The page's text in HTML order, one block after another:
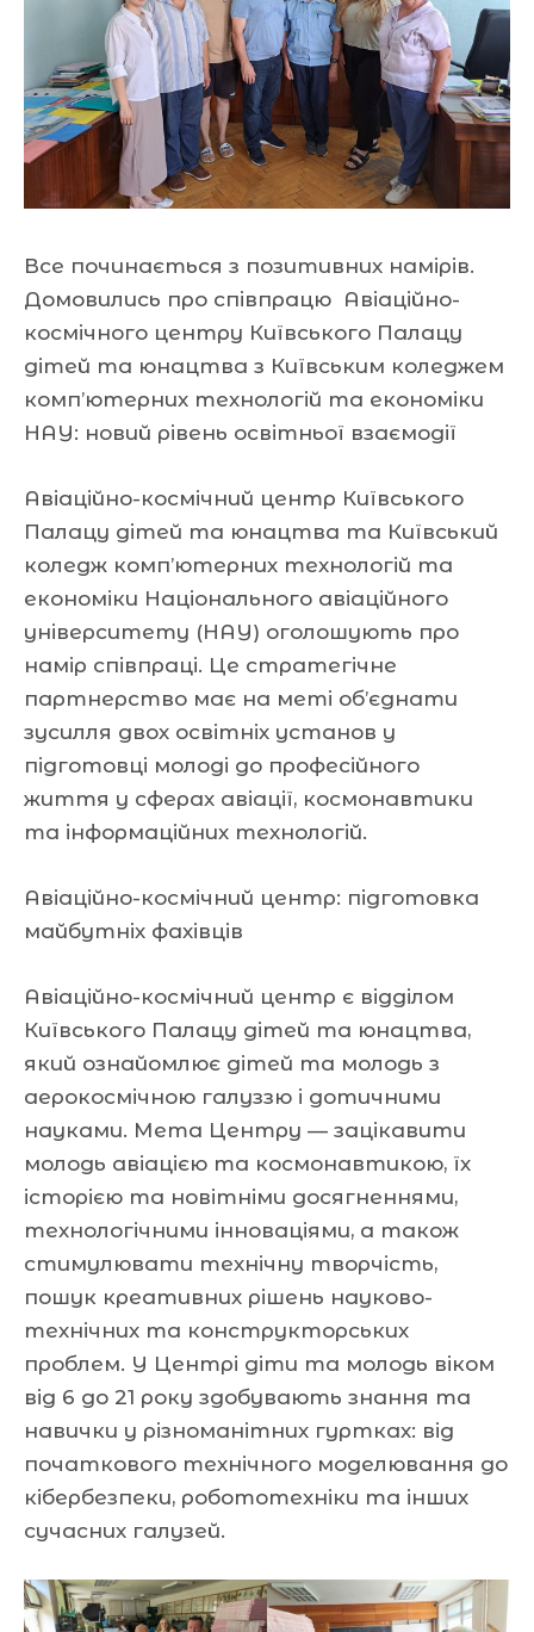
Все починається з позитивних намірів.
Домовились про співпрацю Авіаційно-
космічного центру Київського Палацу
дітей та юнацтва з Київським коледжем
комп’ютерних технологій та економіки
НАУ: новий рівень освітньої взаємодії
Авіаційно-космічний центр Київського
Палацу дітей та юнацтва та Київський
коледж комп’ютерних технологій та
економіки Національного авіаційного
університету (НАУ) оголошують про
намір співпраці. Це стратегічне
партнерство має на меті об’єднати
зусилля двох освітніх установ у
підготовці молоді до професійного
життя у сферах авіації, космонавтики
та інформаційних технологій.
Авіаційно-космічний центр: підготовка
майбутніх фахівців
Авіаційно-космічний центр є відділом
Київського Палацу дітей та юнацтва,
який ознайомлює дітей та молодь з
аерокосмічною галуззю і дотичними
науками. Мета Центру — зацікавити
молодь авіацією та космонавтикою, їх
історією та новітніми досягненнями,
технологічними інноваціями, а також
стимулювати технічну творчість,
пошук креативних рішень науково-
технічних та конструкторських
проблем. У Центрі діти та молодь віком
від 6 до 21 року здобувають знання та
навички у різноманітних гуртках: від
початкового технічного моделювання до
кібербезпеки, робототехніки та інших
сучасних галузей.